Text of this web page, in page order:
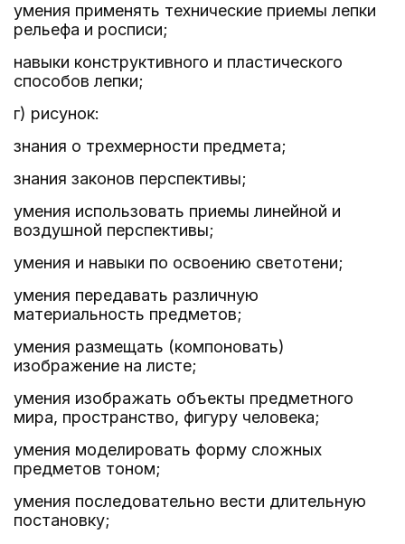
умения применять технические приемы лепки
рельефа и росписи;
навыки конструктивного и пластического
способов лепки;
г) рисунок:
знания о трехмерности предмета;
знания законов перспективы;
умения использовать приемы линейной и
воздушной перспективы;
умения и навыки по освоению светотени;
умения передавать различную
материальность предметов;
умения размещать (компоновать)
изображение на листе;
умения изображать объекты предметного
мира, пространство, фигуру человека;
умения моделировать форму сложных
предметов тоном;
умения последовательно вести длительную
постановку;